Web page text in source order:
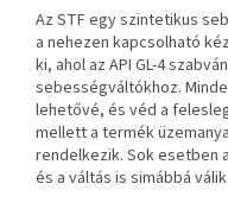
Az STF egy szintetikus
a nehezen kapcsolható
ki, ahol az API GL-4
sebességváltókhoz.
lehetővé, és véd a
mellett a termék
rendelkezik. Sok esetben
és a váltás is simábbá válik.